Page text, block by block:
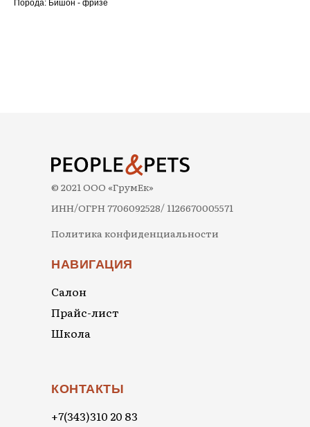
Порода: Бишон - фризе
Политика конфиденциальности
НАВИГАЦИЯ
Салон
Прайс-лист
Школа
КОНТАКТЫ
+7(343)310 20 83
© 2021 ООО «ГрумЕк»
ИНН/ОГРН 7706092528/ 1126670005571